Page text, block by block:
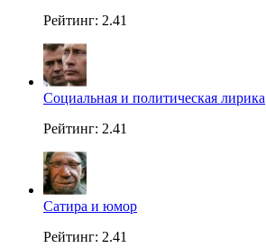
Рейтинг: 2.41
Социальная и политическая лирика
Рейтинг: 2.41
Сатира и юмор
Рейтинг: 2.41